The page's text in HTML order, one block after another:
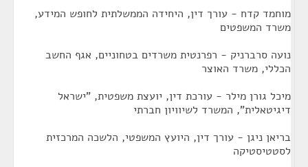
מוחמד קדח - עורך דין, היחידה הממשלתית לחופש המידע,
משרד המשפטים
נועה סרברניק - רפרנטית משרדים בטחוניים, אגף החשב
הכללי, משרד האוצר
מיכל גורן מילר - עורכת דין, יועצת משפטית, "ישראל
דיגיטאלית", המשרד לשיוויון חברתי
בריאן ניגן - עורך דין, היועץ המשפטי, הלשכה המרכזית
לסטטיסטיקה